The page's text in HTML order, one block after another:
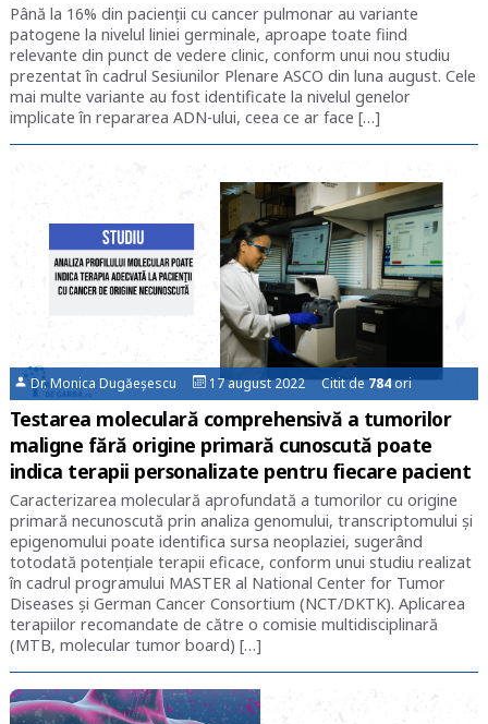
Până la 16% din pacienții cu cancer pulmonar au variante
patogene la nivelul liniei germinale, aproape toate fiind
relevante din punct de vedere clinic, conform unui nou studiu
prezentat în cadrul Sesiunilor Plenare ASCO din luna august. Cele
mai multe variante au fost identificate la nivelul genelor
implicate în repararea ADN-ului, ceea ce ar face […]
Dr. Monica Dugăeșescu 17 august 2022 Citit de784ori
Testarea moleculară comprehensivă a tumorilor
maligne fără origine primară cunoscută poate
indica terapii personalizate pentru fiecare pacient
Caracterizarea moleculară aprofundată a tumorilor cu origine
primară necunoscută prin analiza genomului, transcriptomului şi
epigenomului poate identifica sursa neoplaziei, sugerând
totodată potenţiale terapii eficace, conform unui studiu realizat
în cadrul programului MASTER al National Center for Tumor
Diseases şi German Cancer Consortium (NCT/DKTK). Aplicarea
terapiilor recomandate de către o comisie multidisciplinară
(MTB, molecular tumor board) […]